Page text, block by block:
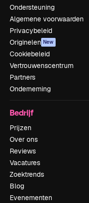
Ondersteuning
Algemene voorwaarden
Privacybeleid
Originelen New
Cookiebeleid
Vertrouwenscentrum
Partners
Onderneming
Bedrijf
Prijzen
Over ons
Reviews
Vacatures
Zoektrends
Blog
Evenementen